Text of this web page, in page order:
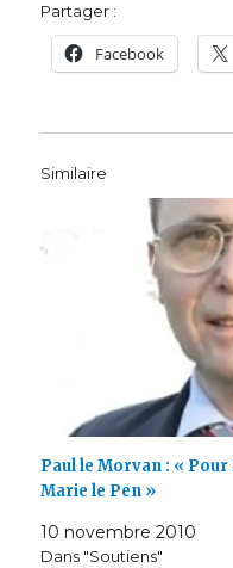
Partager :
Facebook
Similaire
Paul le Morvan : «
Marie le Pen »
10 novembre 2010
Dans "Soutiens"